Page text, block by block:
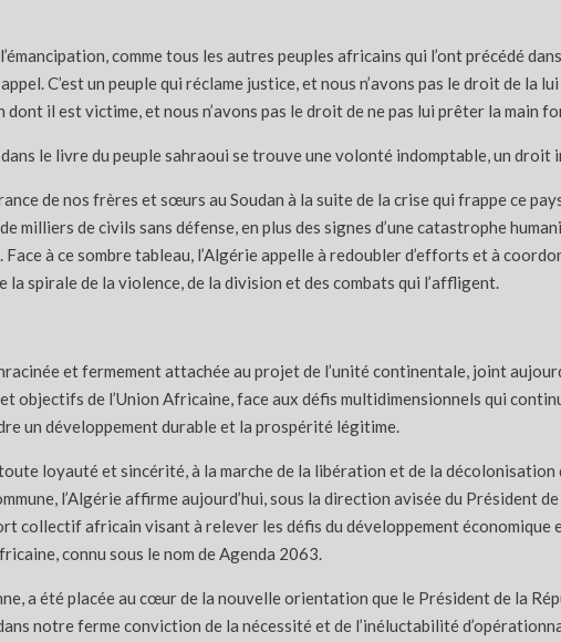
comme tous les autres peuples africains qui l’ont précédé
C’est un peuple qui réclame justice, et nous n’avons pas le droit de la
il est victime, et nous n’avons pas le droit de ne pas lui prêter la main
le livre du peuple sahraoui se trouve une volonté indomptable, un droit
de nos frères et sœurs au Soudan à la suite de la crise qui frappe ce
milliers de civils sans défense, en plus des signes d’une catastrophe
Face à ce sombre tableau, l’Algérie appelle à redoubler d’efforts et à
spirale de la violence, de la division et des combats qui l’affligent.
et fermement attachée au projet de l’unité continentale, joint
objectifs de l’Union Africaine, face aux défis multidimensionnels qui
un développement durable et la prospérité légitime.
loyauté et sincérité, à la marche de la libération et de la
l’Algérie affirme aujourd’hui, sous la direction avisée du Président
collectif africain visant à relever les défis du développement économique
connu sous le nom de Agenda 2063.
a été placée au cœur de la nouvelle orientation que le Président de la
notre ferme conviction de la nécessité et de l’inéluctabilité